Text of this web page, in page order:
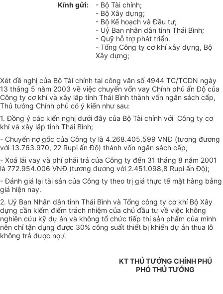
Kính gửi:
- Bộ Tài chính;
- Bộ Xây dựng;
- Bộ Kế hoạch và Đầu tư;
- Uỷ Ban nhân dân tỉnh Thái Bình;
- Quỹ hỗ trợ phát triển.
- Tổng Công ty cơ khí xây dựng, Bộ
Xây dựng;
Xét đề nghị của Bộ Tài chính tại công văn số 4944 TC/TCDN ngày
13 tháng 5 năm 2003 về việc chuyển vốn vay Chính phủ ấn Độ của
Công ty cơ khí và xây lắp tỉnh Thái Bình thành vốn ngân sách cấp,
Thủ tướng Chính phủ có ý kiến như sau:
1. Đồng ý các kiến nghị dưới đây của Bộ Tài chính với Công ty cơ
khí và xây lắp tỉnh Thái Bình;
- Chuyển nợ gốc của Công ty là 4.268.405.599 VNĐ (tương đương
với 13.763.970, 22 Rupi ấn Độ) thành vốn ngân sách cấp;
- Xoá lãi vay và phí phải trả của Công ty đến 31 tháng 8 năm 2001
là 772.954.006 VNĐ (tương đương với 2.451.098,8 Rupi ấn Độ);
- Đánh giá lại tài sản của Công ty theo trị giá thực tế mặt hàng bằng
giá hiện nay.
2. Uỷ Ban Nhân dân tỉnh Thái Bình và Tổng công ty cơ khí Bộ Xây
dựng cần kiểm điểm trách nhiệm của chủ đầu tư về việc không
nghiên cứu kỹ dự án và không tổ chức tiếp thị sản phẩm của mình
nên chỉ tận dụng được 30% công suất thiết bị khiến dự án thua lỗ
không trả được nợ./.
KT THỦ TƯỚNG CHÍNH PHỦ
PHÓ THỦ TƯỚNG